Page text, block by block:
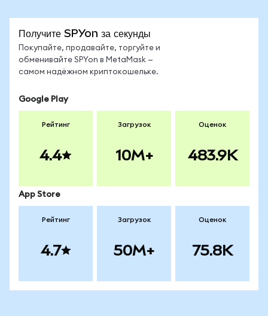
Получите SPYon за секунды
Покупайте, продавайте, торгуйте и
обменивайте SPYon в MetaMask —
самом надёжном криптокошельке.
Google Play
Рейтинг
4.4
Загрузок
10M+
Оценок
483.9K
App Store
Рейтинг
4.7
Загрузок
50M+
Оценок
75.8K